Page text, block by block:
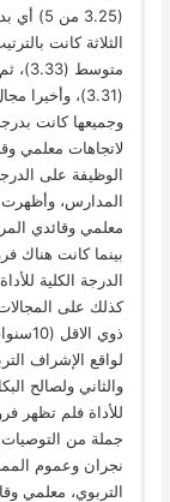
(3.25
الثلاثة كانت
وجميعها كانت
لاتجاهات معلمي
الوظيفة على
المدارس، وأظهرت
معلمي وقائدي
بينما كانت هناك
كذلك على المجالات
ذوي
لواقع الإشراف
والثاني ولصالح
للأداة فلم تظهر
جملة من التوصيات
نجران وعموم
التربوي، معلمي